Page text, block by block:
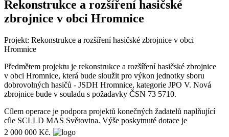
Rekonstrukce a rozšíření hasičské
zbrojnice v obci Hromnice
Projekt: Rekonstrukce a rozšíření hasičské zbrojnice v obci
Hromnice
Předmětem projektu je rekonstrukce a rozšíření hasičské zbrojnice
v obci Hromnice, která bude sloužit pro výkon jednotky sboru
dobrovolných hasičů - JSDH Hromnice, kategorie JPO V. Nová
zbrojnice bude v souladu s požadavky ČSN 73 5710.
Cílem operace je podpora projektů konečných žadatelů naplňující
cíle SCLLD MAS Světovina. Výše poskytnuté dotace je
2 000 000 Kč.